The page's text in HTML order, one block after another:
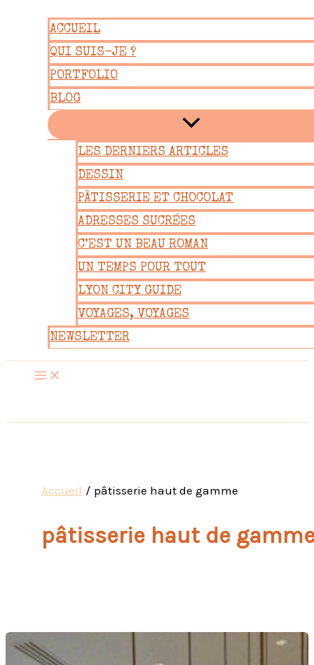
contenu
ACCUEIL
QUI SUIS-JE ?
PORTFOLIO
BLOG
LES DERNIERS ARTICLES
DESSIN
PÂTISSERIE ET CHOCOLAT
ADRESSES SUCRÉES
C’EST UN BEAU ROMAN
UN TEMPS POUR TOUT
LYON CITY GUIDE
VOYAGES, VOYAGES
NEWSLETTER
Accueil pâtisserie haut de gamme
pâtisserie haut de